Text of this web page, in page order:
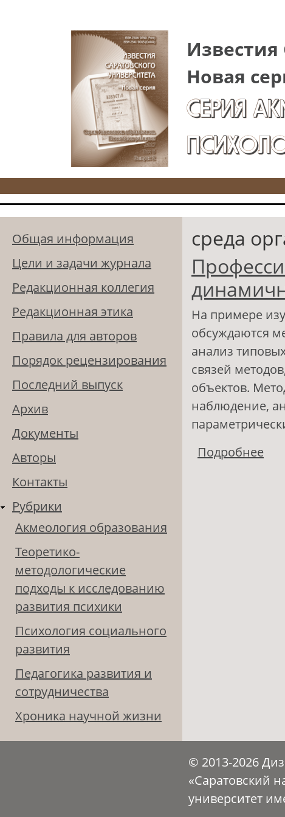
Известия
Новая
СЕРИЯ
Общая информация
Цели и задачи журнала
Редакционная коллегия
Редакционная этика
Правила для авторов
Порядок рецензирования
Последний выпуск
Архив
Документы
Авторы
Контакты
Рубрики
Акмеология образования
Теоретико-
методологические
подходы к исследованию
развития психики
Психология социального
развития
Педагогика развития и
сотрудничества
Хроника научной жизни
среда
На примере
обсуждаются
анализ
связей
объектов.
наблюдение,
Подробнее
© 2013-2026
«Саратовский
университет